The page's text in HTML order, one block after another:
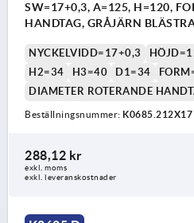
SW=17+0,3, A=125, H=120,
HANDTAG, GRÅJÄRN
NYCKELVIDD=17+0,3
H2=34
H3=40 D1=34
DIAMETER ROTERANDE
Beställningsnummer: K0685.212X17
288,12 kr
exkl. moms
exkl. leveranskostnader